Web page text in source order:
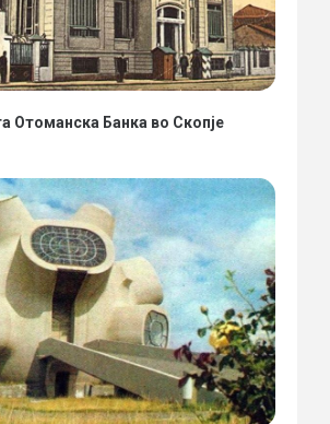
Отоманска Банка во Скопје